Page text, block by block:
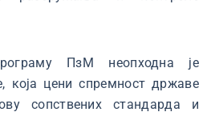
ПзМ неопходна је
која цени спремност државе
сопствених стандарда и